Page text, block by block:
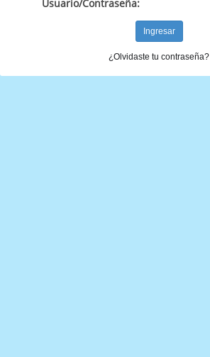
Usuario/Contraseña:
¿Olvidaste tu contraseña?